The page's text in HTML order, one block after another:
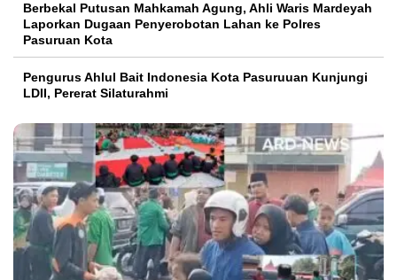
Berbekal Putusan Mahkamah Agung, Ahli Waris Mardeyah
Laporkan Dugaan Penyerobotan Lahan ke Polres
Pasuruan Kota
Pengurus Ahlul Bait Indonesia Kota Pasuruuan Kunjungi
LDII, Pererat Silaturahmi